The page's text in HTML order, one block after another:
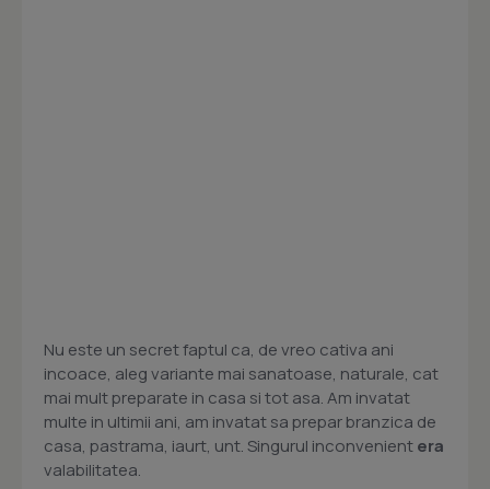
Nu este un secret faptul ca, de vreo cativa ani
incoace, aleg variante mai sanatoase, naturale, cat
mai mult preparate in casa si tot asa. Am invatat
multe in ultimii ani, am invatat sa prepar branzica de
casa, pastrama, iaurt, unt. Singurul inconvenientera
valabilitatea.